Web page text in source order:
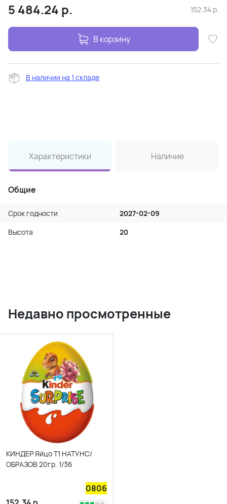
5 484.24 р. 152.34 р.
В корзину
В наличии на 1 складе
Характеристики Наличие
Общие
Срок годности
2027-02-09
Высота
20
Недавно просмотренные
КИНДЕР Яйцо Т1 НАТУНС/
ОБРАЗОВ 20гр. 1/36
0806